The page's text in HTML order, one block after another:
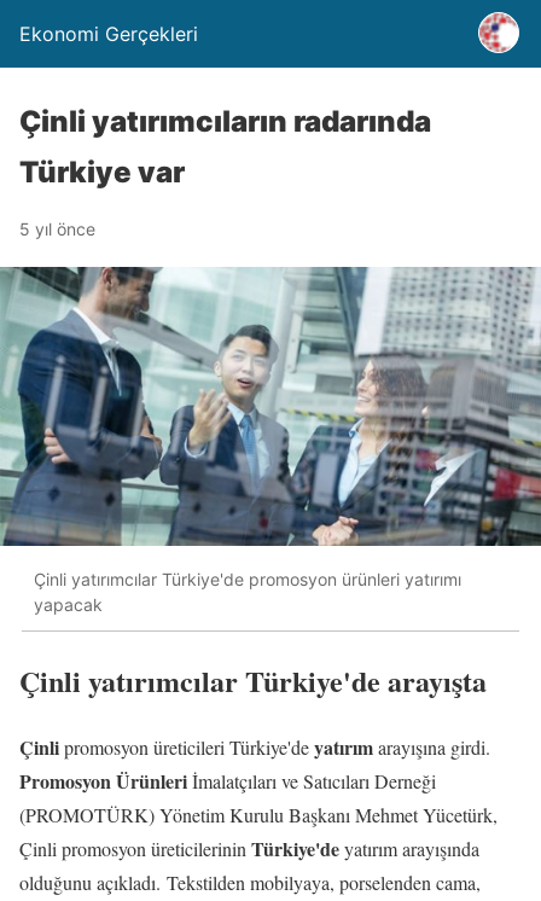
Ekonomi Gerçekleri
Çinli yatırımcıların radarında
Türkiye var
5 yıl önce
Çinli yatırımcılar Türkiye'de promosyon ürünleri yatırımı
yapacak
Çinli yatırımcılar Türkiye'de arayışta
Çinlipromosyon üreticileri Türkiye'deyatırımarayışına girdi.
Promosyon Ürünleriİmalatçıları ve Satıcıları Derneği
(PROMOTÜRK) Yönetim Kurulu Başkanı Mehmet Yücetürk,
Çinli promosyon üreticilerinin Türkiye'deyatırım arayışında
olduğunu açıkladı. Tekstilden mobilyaya, porselenden cama,